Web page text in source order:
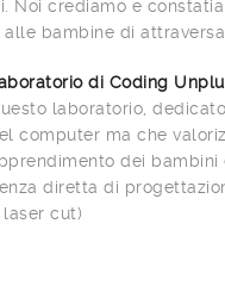
Noi crediamo e
bambine di
di Coding
laboratorio,
computer ma che
dei
diretta di
cut)